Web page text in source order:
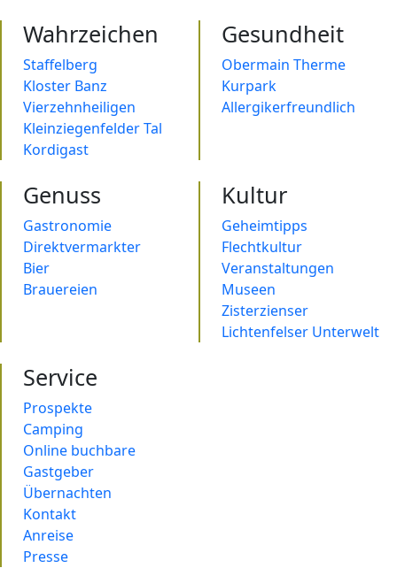
Wahrzeichen
Staffelberg
Kloster Banz
Vierzehnheiligen
Kleinziegenfelder Tal
Kordigast
Gesundheit
Obermain Therme
Kurpark
Allergikerfreundlich
Genuss
Gastronomie
Direktvermarkter
Bier
Brauereien
Kultur
Geheimtipps
Flechtkultur
Veranstaltungen
Museen
Zisterzienser
Lichtenfelser Unterwelt
Service
Prospekte
Camping
Online buchbare
Gastgeber
Übernachten
Kontakt
Anreise
Presse